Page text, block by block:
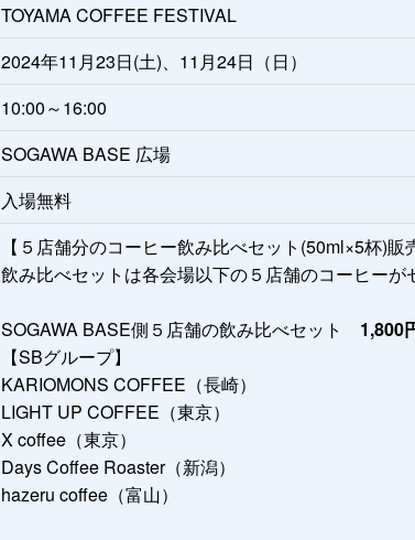
TOYAMA COFFEE FESTIVAL
2024年11月23日(土)、11月24日（日）
10:00～16:00
SOGAWA BASE 広場
入場無料
【５店舗分のコーヒー飲み比べセット(50ml×5杯)販
飲み比べセットは各会場以下の５店舗のコーヒーが
SOGAWA BASE側５店舗の飲み比べセット 1,800
【SBグループ】
KARIOMONS COFFEE（長崎）
LIGHT UP COFFEE（東京）
X coffee（東京）
Days Coffee Roaster（新潟）
hazeru coffee（富山）